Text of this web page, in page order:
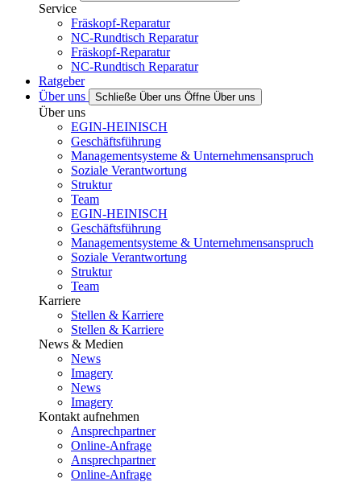
Service
Fräskopf-Reparatur
NC-Rundtisch Reparatur
Fräskopf-Reparatur
NC-Rundtisch Reparatur
Ratgeber
Über uns
Schließe Über uns Öffne Über uns
Über uns
EGIN-HEINISCH
Geschäftsführung
Managementsysteme & Unternehmensanspruch
Soziale Verantwortung
Struktur
Team
EGIN-HEINISCH
Geschäftsführung
Managementsysteme & Unternehmensanspruch
Soziale Verantwortung
Struktur
Team
Karriere
Stellen & Karriere
Stellen & Karriere
News & Medien
News
Imagery
News
Imagery
Kontakt aufnehmen
Ansprechpartner
Online-Anfrage
Ansprechpartner
Online-Anfrage